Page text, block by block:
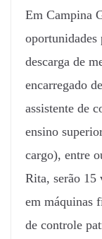
Em Campina
oportunidades
descarga de
encarregado
assistente de
ensino
cargo), entre
Rita, serão 15
em máquinas
de controle